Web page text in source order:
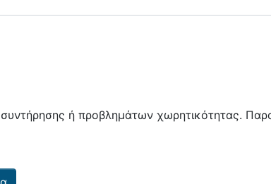
ή προβλημάτων χωρητικότητας.